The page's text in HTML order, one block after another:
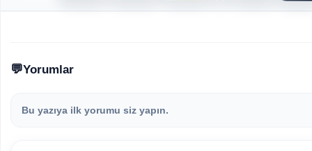
Yorumlar
Bu yazıya ilk yorumu siz yapın.